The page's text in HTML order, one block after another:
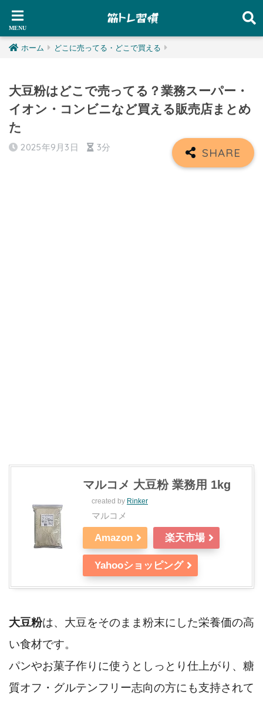
ホーム どこに売ってる・どこで買える
大豆粉はどこで売ってる？業務スーパー・
イオン・コンビニなど買える販売店まとめ
た
2025年9月3日 3分
マルコメ 大豆粉 業務用 1kg
created by Rinker
マルコメ
Amazon 楽天市場
Yahooショッピング
大豆粉は、大豆をそのまま粉末にした栄養価の高
い食材です。
パンやお菓子作りに使うとしっとり仕上がり、糖
質オフ・グルテンフリー志向の方にも支持されて